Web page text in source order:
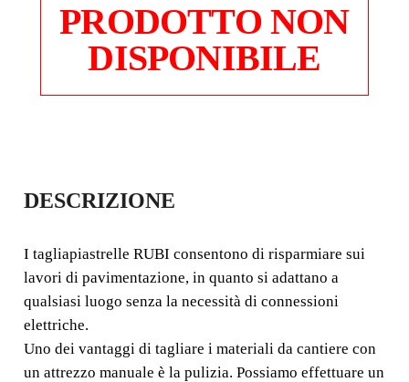
PRODOTTO NON
DISPONIBILE
TRANCIABLOCCHE
TTI B-15-S
I tagliapiastrelle RUBI consentono di risparmiare sui
lavori di pavimentazione, in quanto si adattano a qualsiasi
luogo senza la necessità di connessioni elettriche.
DESCRIZIONE
I tagliapiastrelle RUBI consentono di risparmiare sui
lavori di pavimentazione, in quanto si adattano a
qualsiasi luogo senza la necessità di connessioni
elettriche.
Uno dei vantaggi di tagliare i materiali da cantiere con
un attrezzo manuale è la pulizia. Possiamo effettuare un